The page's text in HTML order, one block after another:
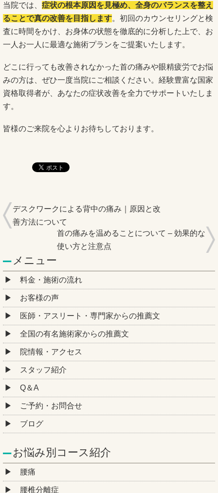
当院では、 症状の根本原因を見極め、全身のバランスを整え
ることで真の改善を目指します。初回のカウンセリングと検
査に時間をかけ、お身体の状態を徹底的に分析した上で、お
一人お一人に最適な施術プランをご提案いたします。
どこに行っても改善されなかった首の痛みや眼精疲労でお悩
みの方は、ぜひ一度当院にご相談ください。経験豊富な国家
資格取得者が、あなたの症状改善を全力でサポートいたしま
す。
皆様のご来院を心よりお待ちしております。
デスクワークによる背中の痛み｜原因と改
善方法について
首の痛みを温めることについて – 効果的な
使い方と注意点
メニュー
料金・施術の流れ
お客様の声
医師・アスリート・専門家からの推薦文
全国の有名施術家からの推薦文
院情報・アクセス
スタッフ紹介
Q＆A
ご予約・お問合せ
ブログ
お悩み別コース紹介
腰痛
腰椎分離症